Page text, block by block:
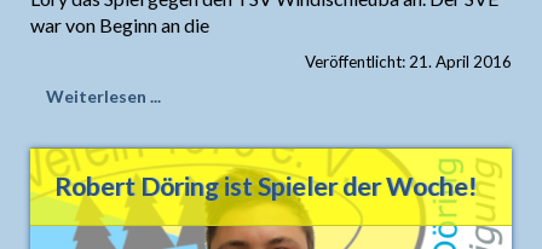
war von Beginn an die
Veröffentlicht: 21. April 2016
Weiterlesen ...
Robert Döring ist Spieler der Woche!